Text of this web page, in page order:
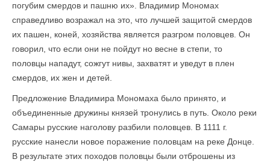
погубим смердов и пашню их». Владимир Мономах
справедливо возражал на это, что лучшей защитой смердов
их пашен, коней, хозяйства является разгром половцев. Он
говорил, что если они не пойдут но весне в степи, то
половцы нападут, сожгут нивы, захватят и уведут в плен
смердов, их жен и детей.
Предложение Владимира Мономаха было принято, и
объединенные дружины князей тронулись в путь. Около реки
Самары русские наголову разбили половцев. В 1111 г.
русские нанесли новое поражение половцам на реке Донце.
В результате этих походов половцы были отброшены из